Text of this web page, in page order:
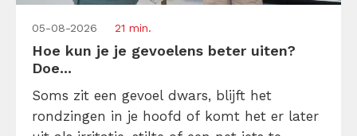
05-08-2026 21 min.
Hoe kun je je gevoelens beter uiten?
Doe...
Soms zit een gevoel dwars, blijft het
rondzingen in je hoofd of komt het er later